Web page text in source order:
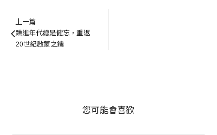
上一篇
躁進年代總是健忘，重返
20世紀啟蒙之鑰
您可能會喜歡